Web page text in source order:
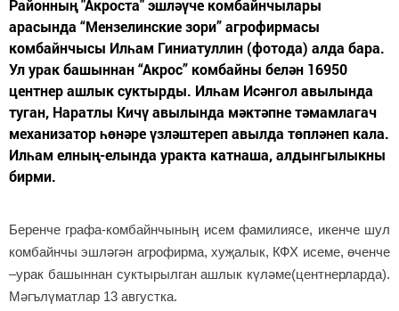
Районның "Акроста" эшләүче комбайнчылары
арасында “Мензелинские зори” агрофирмасы
комбайнчысы Илһам Гиниатуллин (фотода) алда бара.
Ул урак башыннан “Акрос” комбайны белән 16950
центнер ашлык суктырды. Илһам Исәнгол авылында
туган, Наратлы Кичү авылында мәктәпне тәмамлагач
механизатор һөнәре үзләштереп авылда төпләнеп кала.
Илһам елның-елында уракта катнаша, алдынгылыкны
бирми.
Беренче графа-комбайнчының исем фамилиясе, икенче шул
комбайнчы эшләгән агрофирма, хуҗалык, КФХ исеме, өченче
–урак башыннан суктырылган ашлык күләме(центнерларда).
Мәгълүматлар 13 августка.